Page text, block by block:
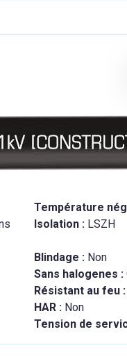
Température
Isolation : LSZH
Blindage : Non
Sans halogenes :
Résistant au feu :
HAR : Non
Tension de